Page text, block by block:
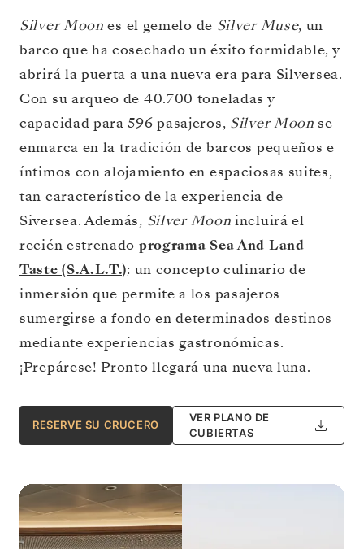
Silver Moon es el gemelo de Silver Muse, un
barco que ha cosechado un éxito formidable, y
abrirá la puerta a una nueva era para Silversea.
Con su arqueo de 40.700 toneladas y
capacidad para 596 pasajeros, Silver Moon se
enmarca en la tradición de barcos pequeños e
íntimos con alojamiento en espaciosas suites,
tan característico de la experiencia de
Siversea. Además, Silver Moon incluirá el
recién estrenado programa Sea And Land
Taste (S.A.L.T.): un concepto culinario de
inmersión que permite a los pasajeros
sumergirse a fondo en determinados destinos
mediante experiencias gastronómicas.
¡Prepárese! Pronto llegará una nueva luna.
RESERVE SU CRUCERO
VER PLANO DE
CUBIERTAS